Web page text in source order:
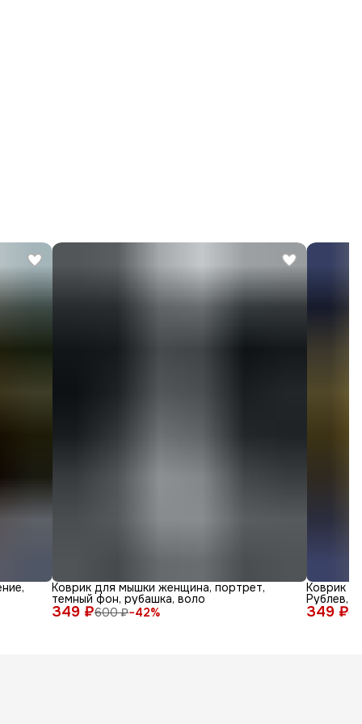
349 ₽600 ₽−42%
Коврик для мышки женщина, портрет,
темный фон, рубашка, воло
349 ₽
Коврик
Рублев,